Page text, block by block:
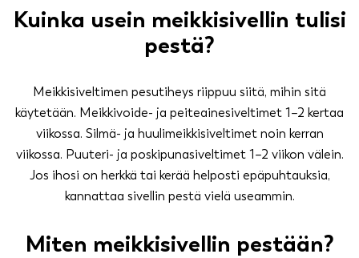
Kuinka usein meikkisivellin tulisi
pestä?
Meikkisiveltimen pesutiheys riippuu siitä, mihin sitä
käytetään. Meikkivoide- ja peiteainesiveltimet 1–2 kertaa
viikossa. Silmä- ja huulimeikkisiveltimet noin kerran
viikossa. Puuteri- ja poskipunasiveltimet 1–2 viikon välein.
Jos ihosi on herkkä tai kerää helposti epäpuhtauksia,
kannattaa sivellin pestä vielä useammin.
Miten meikkisivellin pestään?